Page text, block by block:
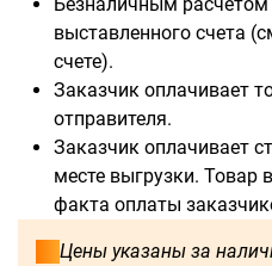
Безналичным расчетом
выставленного счета
счете).
Заказчик оплачивает
отправителя.
Заказчик оплачивает
месте выгрузки. Товар
факта оплаты
Цены указаны за
1750 1800